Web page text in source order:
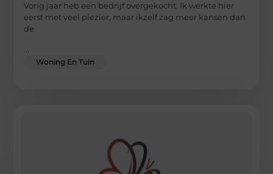
Vorig jaar heb een bedrijf overgekocht. Ik werkte hier
eerst met veel plezier, maar ikzelf zag meer kansen dan
de
Woning En Tuin